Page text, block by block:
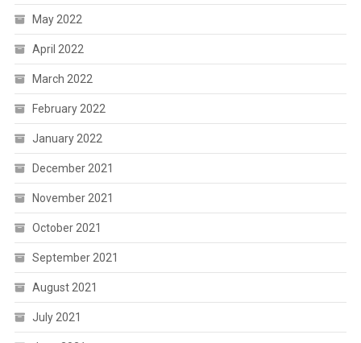
May 2022
April 2022
March 2022
February 2022
January 2022
December 2021
November 2021
October 2021
September 2021
August 2021
July 2021